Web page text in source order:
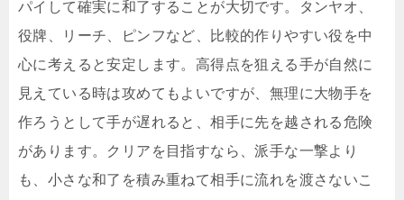
パイして確実に和了することが大切です。タンヤオ、
役牌、リーチ、ピンフなど、比較的作りやすい役を中
心に考えると安定します。高得点を狙える手が自然に
見えている時は攻めてもよいですが、無理に大物手を
作ろうとして手が遅れると、相手に先を越される危険
があります。クリアを目指すなら、派手な一撃より
も、小さな和了を積み重ねて相手に流れを渡さないこ